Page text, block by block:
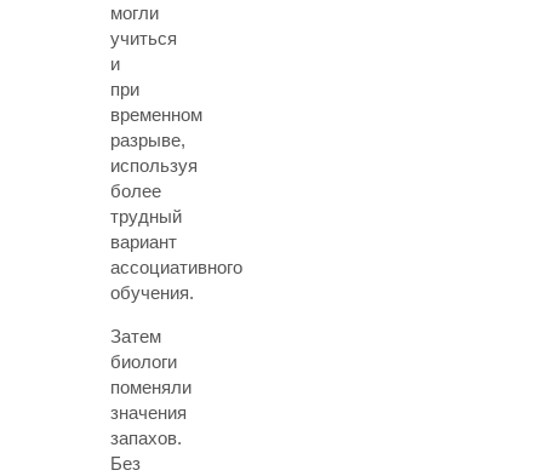
могли
учиться
и
при
временном
разрыве,
используя
более
трудный
вариант
ассоциативного
обучения.
Затем
биологи
поменяли
значения
запахов.
Без